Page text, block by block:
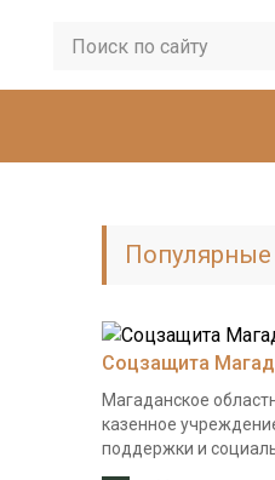
Популярные
Соцзащита
Магаданское
казенное
поддержки и